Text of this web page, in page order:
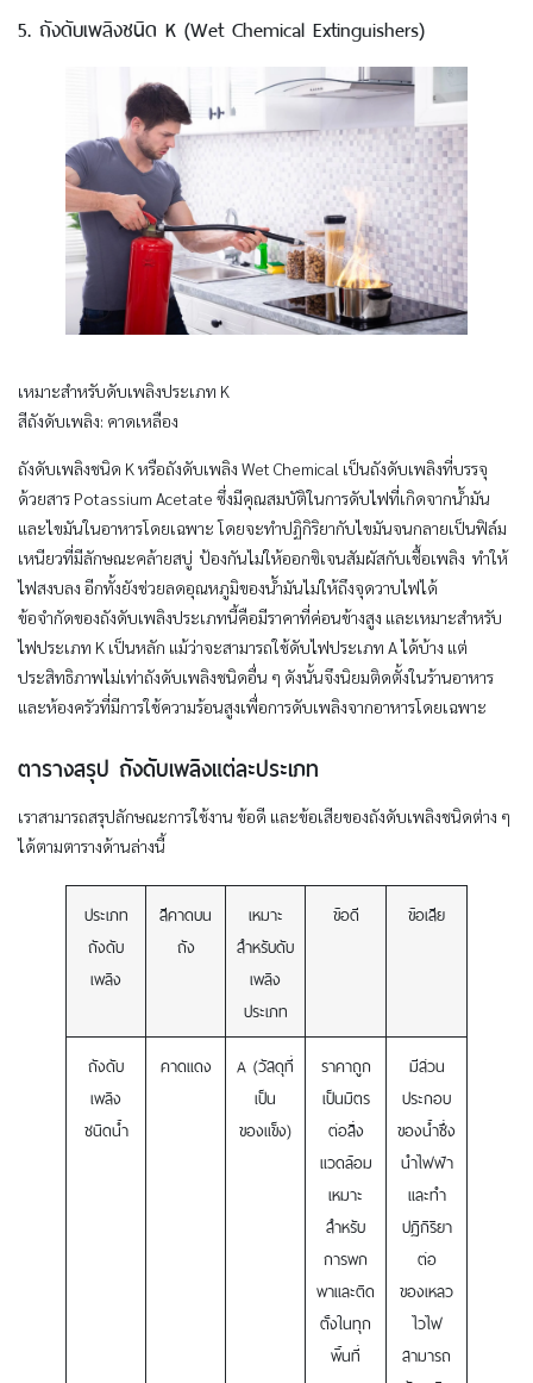
5. ถังดับเพลิงชนิด K (Wet Chemical Extinguishers)
เหมาะสำหรับดับเพลิงประเภท K
สีถังดับเพลิง: คาดเหลือง
ถังดับเพลิงชนิด K หรือถังดับเพลิง Wet Chemical เป็นถังดับเพลิงที่บรรจุ
ด้วยสาร Potassium Acetate ซึ่งมีคุณสมบัติในการดับไฟที่เกิดจากน้ำมัน
และไขมันในอาหารโดยเฉพาะ โดยจะทำปฏิกิริยากับไขมันจนกลายเป็นฟิล์ม
เหนียวที่มีลักษณะคล้ายสบู่ ป้องกันไม่ให้ออกซิเจนสัมผัสกับเชื้อเพลิง ทำให้
ไฟสงบลง อีกทั้งยังช่วยลดอุณหภูมิของน้ำมันไม่ให้ถึงจุดวาบไฟได้
ข้อจำกัดของถังดับเพลิงประเภทนี้คือมีราคาที่ค่อนข้างสูง และเหมาะสำหรับ
ไฟประเภท K เป็นหลัก แม้ว่าจะสามารถใช้ดับไฟประเภท A ได้บ้าง แต่
ประสิทธิภาพไม่เท่าถังดับเพลิงชนิดอื่น ๆ ดังนั้นจึงนิยมติดตั้งในร้านอาหาร
และห้องครัวที่มีการใช้ความร้อนสูงเพื่อการดับเพลิงจากอาหารโดยเฉพาะ
ตารางสรุป ถังดับเพลิงแต่ละประเภท
เราสามารถสรุปลักษณะการใช้งาน ข้อดี และข้อเสียของถังดับเพลิงชนิดต่าง ๆ
ได้ตามตารางด้านล่างนี้
ประเภท
ถังดับ
เพลิง
สีคาดบน
ถัง
เหมาะ
สำหรับดับ
เพลิง
ประเภท
ข้อดี ข้อเสีย
ถังดับ
เพลิง
ชนิดน้ำ
คาดแดง
A (วัสดุที่
เป็น
ของแข็ง)
ราคาถูก
เป็นมิตร
ต่อสิ่ง
แวดล้อม
เหมาะ
สำหรับ
การพก
พาและติด
ตั้งในทุก
พื้นที่
มีส่วน
ประกอบ
ของน้ำซึ่ง
นำไฟฟ้า
และทำ
ปฏิกิริยา
ต่อ
ของเหลว
ไวไฟ
สามารถ